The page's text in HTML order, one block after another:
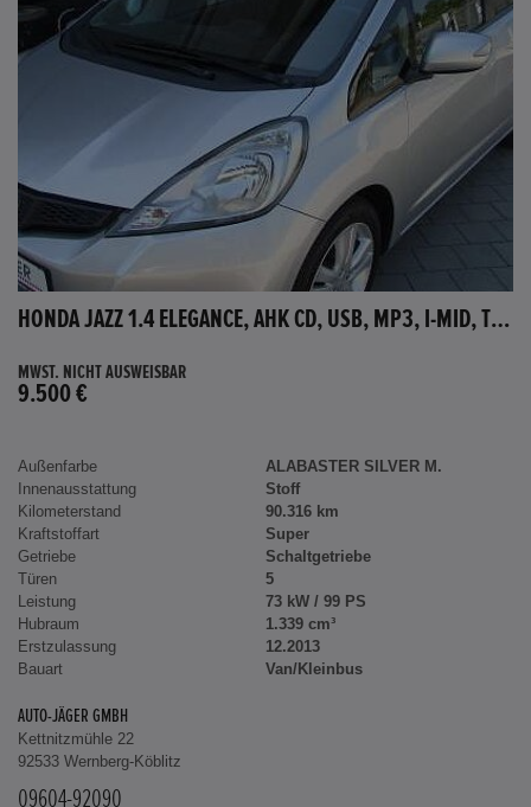
HONDA JAZZ 1.4 ELEGANCE, AHK CD, USB, MP3, I-MID, TEMPOMAT, AUX-IN
MWST. NICHT AUSWEISBAR
9.500 €
Außenfarbe
ALABASTER SILVER M.
Innenausstattung
Stoff
Kilometerstand
90.316 km
Kraftstoffart
Super
Getriebe
Schaltgetriebe
Türen
5
Leistung
73 kW / 99 PS
Hubraum
1.339 cm³
Erstzulassung
12.2013
Bauart
Van/Kleinbus
AUTO-JÄGER GMBH
Kettnitzmühle 22
92533 Wernberg-Köblitz
09604-92090